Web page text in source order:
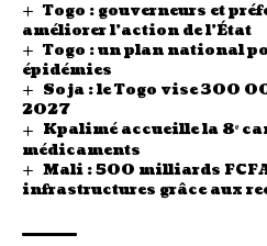
Togo : gouverneurs et
améliorer l’action de l’État
Togo : un plan national
épidémies
Soja : le Togo vise 300
2027
Kpalimé accueille la 8ᵉ
médicaments
Mali : 500 milliards
infrastructures grâce aux